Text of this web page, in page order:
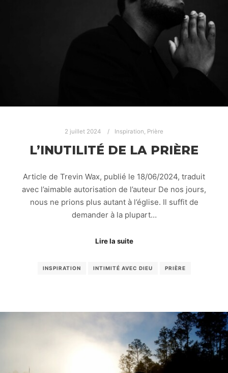
2 juillet 2024 Inspiration, Prière
L’INUTILITÉ DE LA PRIÈRE
Article de Trevin Wax, publié le 18/06/2024, traduit
avec l’aimable autorisation de l’auteur De nos jours,
nous ne prions plus autant à l’église. Il suffit de
demander à la plupart…
Lire la suite
INSPIRATION INTIMITÉ AVEC DIEU PRIÈRE